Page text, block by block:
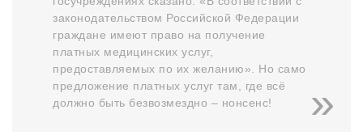
законодательством Российской Федерации
граждане имеют право на получение
платных медицинских услуг,
предоставляемых по их желанию». Но само
предложение платных услуг там, где всё
должно быть безвозмездно – нонсенс!